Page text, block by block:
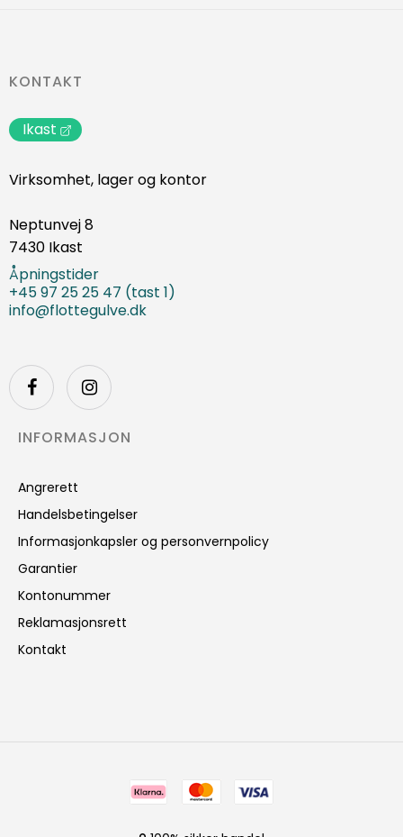
KONTAKT
Ikast
Virksomhet, lager og kontor
Neptunvej 8
7430 Ikast
Åpningstider
+45 97 25 25 47 (tast 1)
info@flottegulve.dk
INFORMASJON
Angrerett
Handelsbetingelser
Informasjonkapsler og personvernpolicy
Garantier
Kontonummer
Reklamasjonsrett
Kontakt